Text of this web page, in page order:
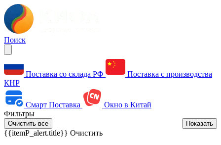
Поиск
Поставка со склада РФ
Поставка с производства
КНР
Смарт Поставка
Окно в Китай
Фильтры
Очистить все Показать
{{itemP_alert.title}} Очистить